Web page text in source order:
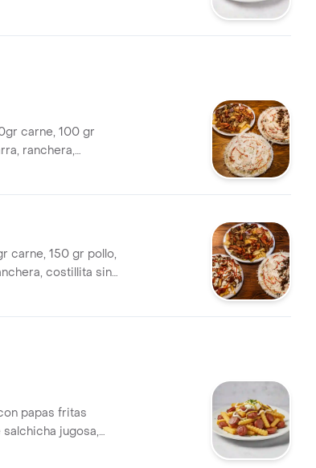
salsas de la casa.
carne, 100 gr
ranchera,
de la casa,
carne, 150 gr pollo,
costillita sin
lechuga, cebolla,
papas fritas
jugosa,
de la casa.